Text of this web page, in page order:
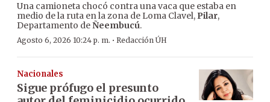
Una camioneta chocó contra una vaca que estaba en
medio de la ruta en la zona de Loma Clavel, Pilar,
Departamento deÑeembucú.
Agosto 6, 2026 10:24 p. m. · Redacción ÚH
Nacionales
Sigue prófugo el presunto